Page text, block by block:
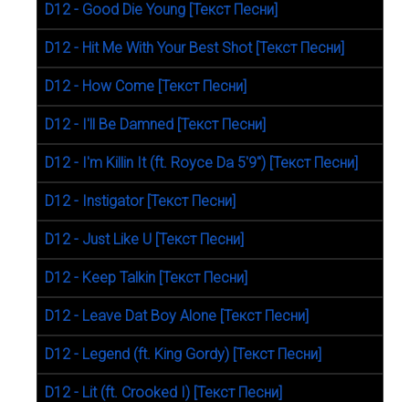
D12 - Good Die Young [Текст Песни]
D12 - Hit Me With Your Best Shot [Текст Песни]
D12 - How Come [Текст Песни]
D12 - I'll Be Damned [Текст Песни]
D12 - I'm Killin It (ft. Royce Da 5'9") [Текст Песни]
D12 - Instigator [Текст Песни]
D12 - Just Like U [Текст Песни]
D12 - Keep Talkin [Текст Песни]
D12 - Leave Dat Boy Alone [Текст Песни]
D12 - Legend (ft. King Gordy) [Текст Песни]
D12 - Lit (ft. Crooked I) [Текст Песни]